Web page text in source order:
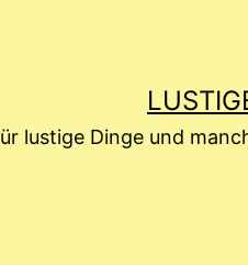
lustige Dinge und